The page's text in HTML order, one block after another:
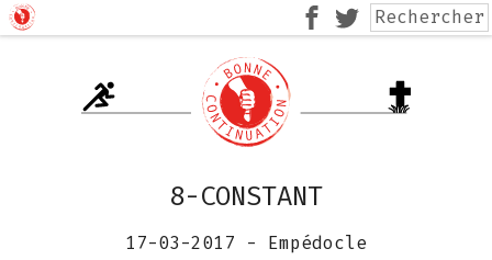
8-CONSTANT
17-03-2017 - Empédocle